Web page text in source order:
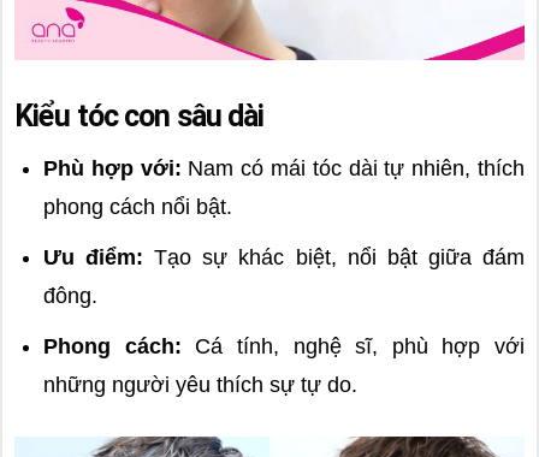
Kiểu tóc con sâu dài
Phù hợp với: Nam có mái tóc dài tự nhiên, thích
phong cách nổi bật.
Ưu điểm: Tạo sự khác biệt, nổi bật giữa đám
đông.
Phong cách: Cá tính, nghệ sĩ, phù hợp với
những người yêu thích sự tự do.